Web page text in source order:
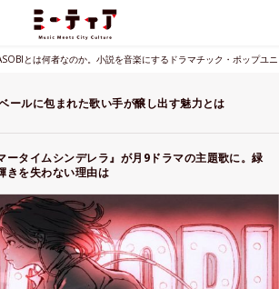
とは何者なのか。小説を音楽にするドラマチック・ポップユ
ールに包まれた歌い手が醸し出す魅力とは
ータイムシンデレラ』が月9ドラマの主題歌に。緑
きを失わない理由は